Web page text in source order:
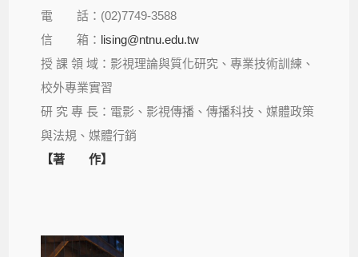
電 話： (02)7749-3588
信 箱： lising@ntnu.edu.tw
授 課 領 域：影視理論與質化研究、專業技術訓練、
校外專業實習
研 究 專 長：電影、影視傳播、傳播科技、媒體政策
與法規、媒體行銷
【著 作】